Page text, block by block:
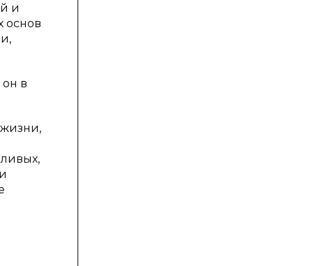
и
основ
в